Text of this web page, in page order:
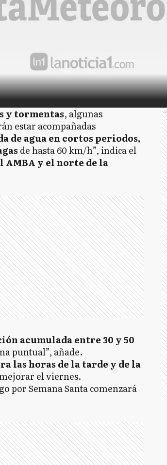
y tormentas, algunas
estar acompañadas
de agua en cortos periodos,
de hasta 60 km/h”, indica el
AMBA y el norte de la
acumulada entre 30 y 50
puntual”, añade.
las horas de la tarde y de la
el viernes.
por Semana Santa comenzará